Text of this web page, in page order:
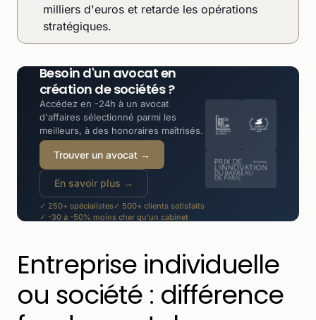
milliers d'euros et retarde les opérations
stratégiques.
Besoin d'un avocat en
création de sociétés ?
Accédez en -24h à un avocat
d'affaires sélectionné parmi les
meilleurs, à des honoraires maîtrisés.
Trouver un avocat →
En savoir plus →
✓ 250+ spécialistes✓ 500+ clients satisfaits
✓ -30 à -50% moins cher qu'un cabinet
Entreprise individuelle
ou société : différence